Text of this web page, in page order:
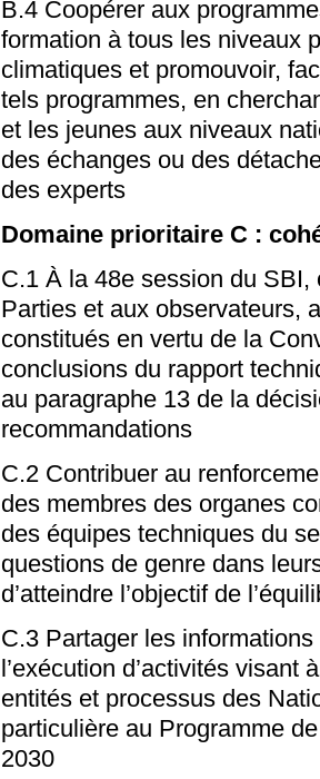
B.4 Coopérer aux
formation à tous les niveaux
climatiques et promouvoir,
tels programmes, en
et les jeunes aux niveaux
des échanges ou des
des experts
Domaine prioritaire C :
C.1 À la 48e session du
Parties et aux observateurs,
constitués en vertu de la
conclusions du rapport
au paragraphe 13 de la
recommandations
C.2 Contribuer au
des membres des organes
des équipes techniques du
questions de genre dans
d’atteindre l’objectif de
C.3 Partager les
l’exécution d’activités visant
entités et processus des
particulière au Programme
2030